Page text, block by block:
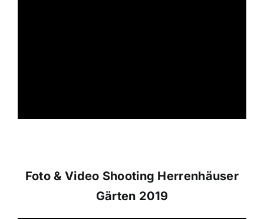
Foto & Video Shooting Herrenhäuser
Gärten 2019